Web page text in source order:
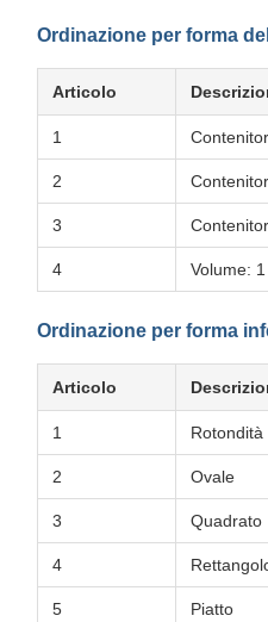
Ordinazione per forma
Articolo
1
2
3
4 Volume:
Ordinazione per forma
Articolo
1
2 Ovale
3 Quadrato
4
5 Piatto